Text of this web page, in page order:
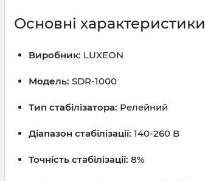
Основні характеристики
Виробник: LUXEON
Модель: SDR-1000
Тип стабілізатора: Релейний
Діапазон стабілізації: 140-260 В
Точність стабілізації: 8%